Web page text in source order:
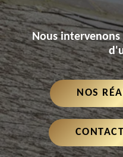
Nous
NOS